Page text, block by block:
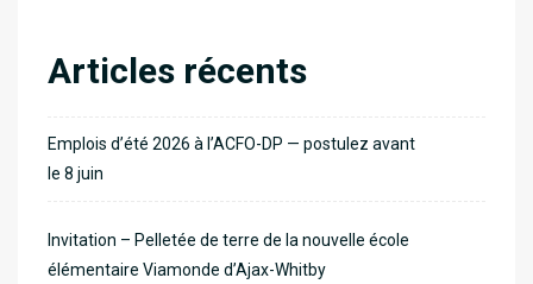
Articles récents
Emplois d’été 2026 à l’ACFO-DP — postulez avant
le 8 juin
Invitation – Pelletée de terre de la nouvelle école
élémentaire Viamonde d’Ajax-Whitby